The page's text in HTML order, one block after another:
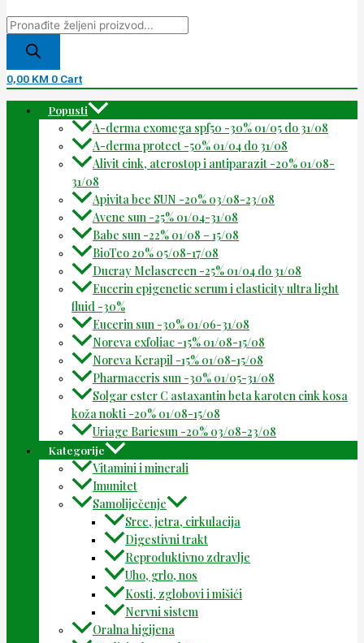
0,00 KM 0 Cart
Popusti
A-derma exomega spf50 -30% 01/05 do 31/08
A-derma protect -50% 01/04 do 31/08
Alivit cink, aterostop i antiparazit -20% 01/08-
31/08
Apivita bee SUN -20% 03/08-23/08
Avene sun -25% 01/04-31/08
Babe sun -22% 01/08 – 15/08
BioTeo 20% 05/08-17/08
Ducray Melascreen -25% 01/04 do 31/08
Eucerin epigenetic serum i elasticity ultra light
fluid -30%
Eucerin sun -30% 01/06-31/08
Noreva exfoliac -15% 01/08-15/08
Noreva Kerapil -15% 01/08-15/08
Pharmaceris sun -30% 01/05-31/08
Solgar ester C astaxantin beta karoten cink kosa
koža nokti -20% 01/08-15/08
Uriage Bariesun -20% 03/08-23/08
Kategorije
Vitamini i minerali
Imunitet
Samoliječenje
Srce, jetra, cirkulacija
Digestivni trakt
Reproduktivno zdravlje
Uho, grlo, nos
Kosti, zglobovi i mišići
Nervni sistem
Oralna higijena